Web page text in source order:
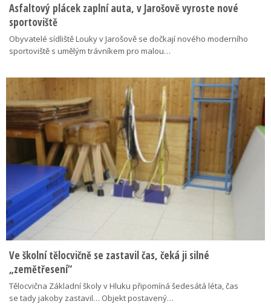
Asfaltový plácek zaplní auta, v Jarošově vyroste nové
sportoviště
Obyvatelé sídliště Louky v Jarošově se dočkají nového moderního
sportoviště s umělým trávníkem pro malou…
Ve školní tělocvičně se zastavil čas, čeká ji silné
„zemětřesení“
Tělocvična Základní školy v Hluku připomíná šedesátá léta, čas
se tady jakoby zastavil… Objekt postavený…